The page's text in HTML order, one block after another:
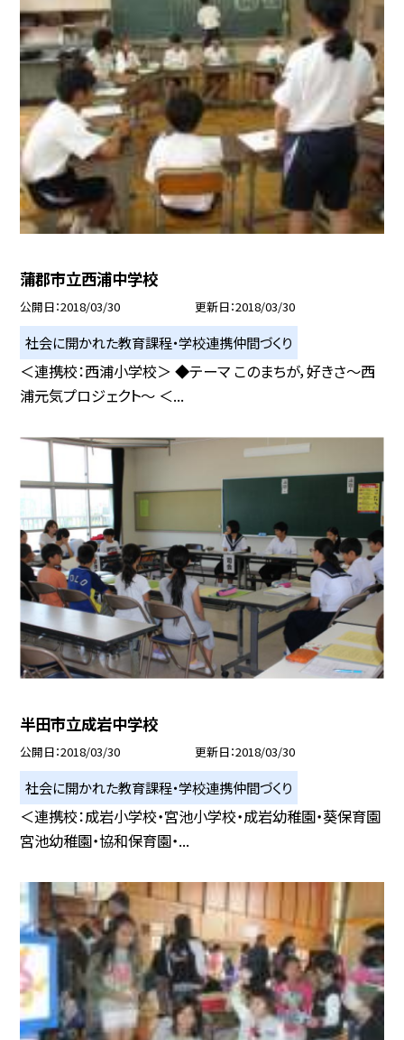
蒲郡市立西浦中学校
公開日 2018/03/30 更新日 2018/03/30
社会に開かれた教育課程・学校連携仲間づくり
＜連携校：西浦小学校＞ ◆テーマ このまちが，好きさ〜西
浦元気プロジェクト〜 ＜...
半田市立成岩中学校
公開日 2018/03/30 更新日 2018/03/30
社会に開かれた教育課程・学校連携仲間づくり
＜連携校：成岩小学校・宮池小学校・成岩幼稚園・葵保育園
宮池幼稚園・協和保育園・...